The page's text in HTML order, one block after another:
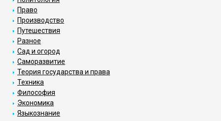
Право
Производство
Путешествия
Разное
Сад и огород
Саморазвитие
Теория государства и права
Техника
Философия
Экономика
Языкознание